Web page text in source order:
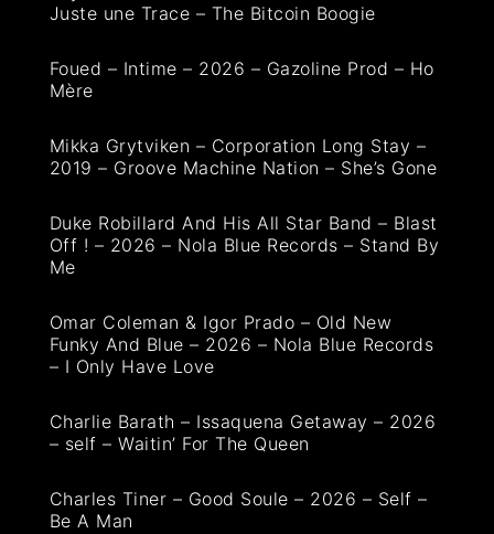
Juste une Trace – The Bitcoin Boogie
Foued – Intime – 2026 – Gazoline Prod – Ho
Mère
Mikka Grytviken – Corporation Long Stay –
2019 – Groove Machine Nation – She’s Gone
Duke Robillard And His All Star Band – Blast
Off ! – 2026 – Nola Blue Records – Stand By
Me
Omar Coleman & Igor Prado – Old New
Funky And Blue – 2026 – Nola Blue Records
– I Only Have Love
Charlie Barath – Issaquena Getaway – 2026
– self – Waitin’ For The Queen
Charles Tiner – Good Soule – 2026 – Self –
Be A Man